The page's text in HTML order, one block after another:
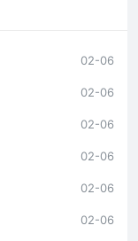
02-06
02-06
02-06
02-06
02-06
02-06